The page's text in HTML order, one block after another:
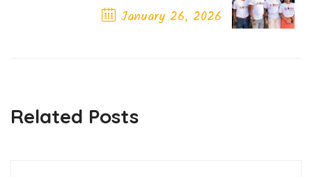
priorités trimestrielles
January 26, 2026
Related Posts